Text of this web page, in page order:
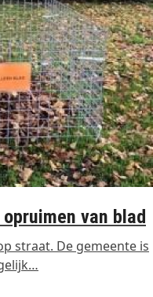
van blad
straat. De gemeente is